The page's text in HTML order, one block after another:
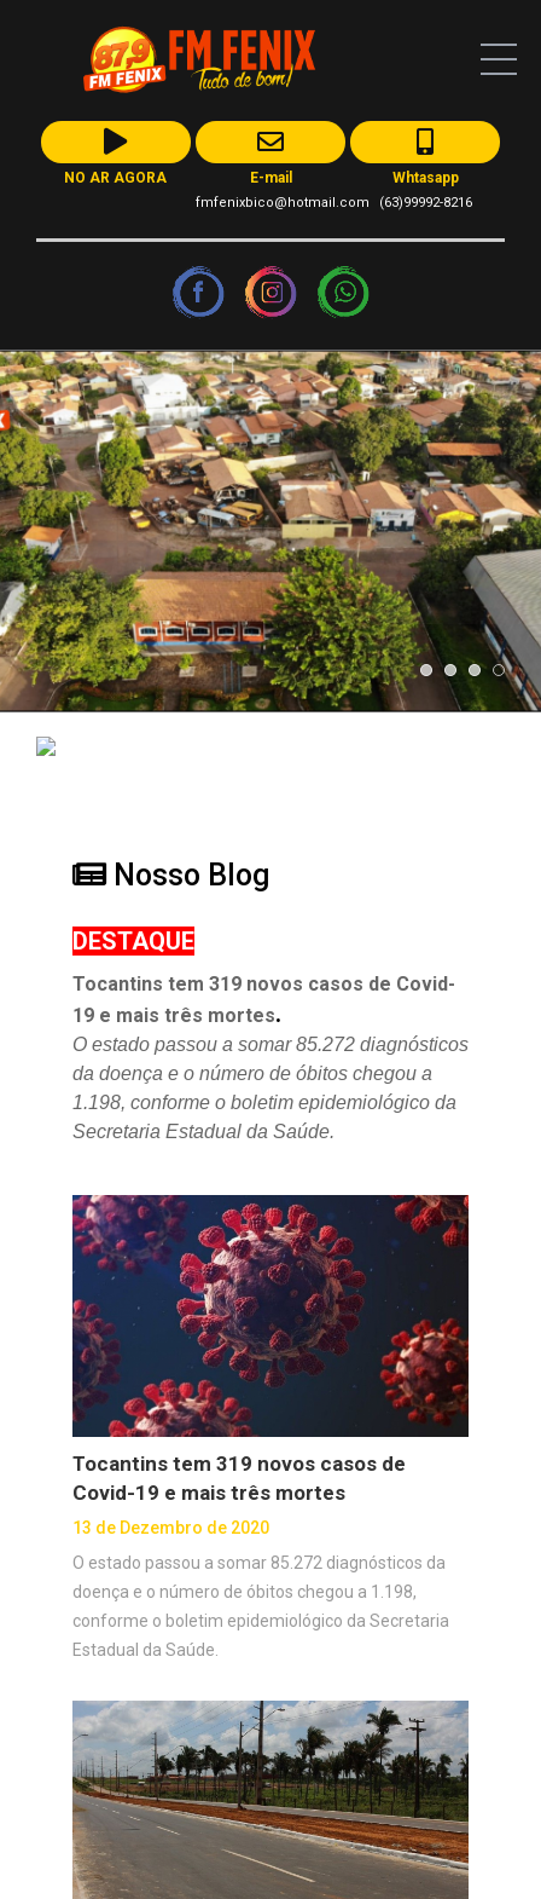
NO AR AGORA E-mail
fmfenixbico@hotmail.com
Whtasapp
(63)99992-8216
Nosso Blog
DESTAQUE
Tocantins tem 319 novos casos de Covid-
19 e mais três mortes.
O estado passou a somar 85.272 diagnósticos
da doença e o número de óbitos chegou a
1.198, conforme o boletim epidemiológico da
Secretaria Estadual da Saúde.
Tocantins tem 319 novos casos de
Covid-19 e mais três mortes
13 de Dezembro de 2020
O estado passou a somar 85.272 diagnósticos da
doença e o número de óbitos chegou a 1.198,
conforme o boletim epidemiológico da Secretaria
Estadual da Saúde.